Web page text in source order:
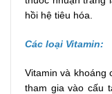
hồi hệ tiêu hóa.
Các loại Vitamin:
Vitamin và khoáng
tham gia vào cấu